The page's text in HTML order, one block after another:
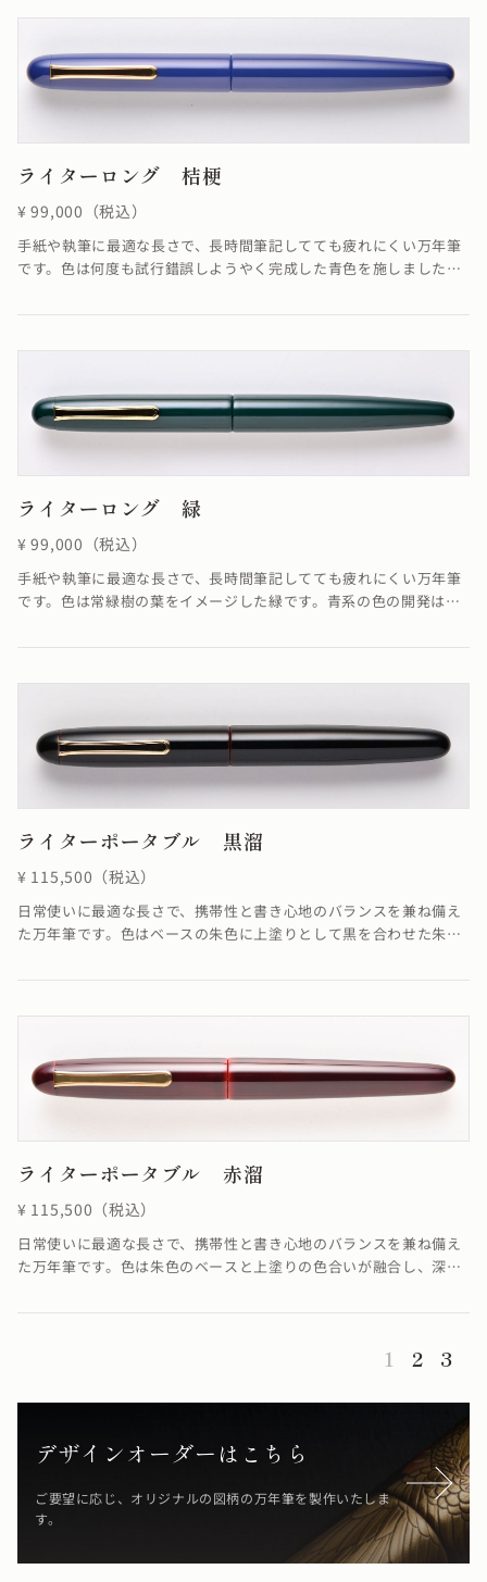
ライターロング 桔梗
¥ 99,000（税込）
手紙や執筆に最適な長さで、長時間筆記してても疲れにくい万年筆
です。色は何度も試行錯誤しようやく完成した青色を施しました。
現するのはかなり難しかったです。桔梗の花に例え名付けた美しい
ライターロング 緑
¥ 99,000（税込）
手紙や執筆に最適な長さで、長時間筆記してても疲れにくい万年筆
です。色は常緑樹の葉をイメージした緑です。青系の色の開発は難
美しく艶やかに輝く仕上がりになっています。
ライターポータブル 黒溜
¥ 115,500（税込）
日常使いに最適な長さで、携帯性と書き心地のバランスを兼ね備え
た万年筆です。色はベースの朱色に上塗りとして黒を合わせた朱合
醸し出した仕上がりになっています。
ライターポータブル 赤溜
¥ 115,500（税込）
日常使いに最適な長さで、携帯性と書き心地のバランスを兼ね備え
た万年筆です。色は朱色のベースと上塗りの色合いが融合し、深く
め、仕上がりの色合いが若干異なる場合がございます≫
1 2 3
デザインオーダーはこちら
ご要望に応じ、オリジナルの図柄の万年筆を製作いたしま
す。